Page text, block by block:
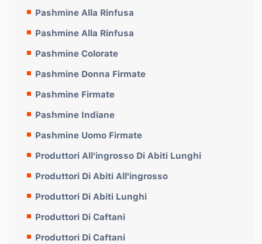
Pashmine Alla Rinfusa
Pashmine Alla Rinfusa
Pashmine Colorate
Pashmine Donna Firmate
Pashmine Firmate
Pashmine Indiane
Pashmine Uomo Firmate
Produttori All'ingrosso Di Abiti Lunghi
Produttori Di Abiti All'ingrosso
Produttori Di Abiti Lunghi
Produttori Di Caftani
Produttori Di Caftani